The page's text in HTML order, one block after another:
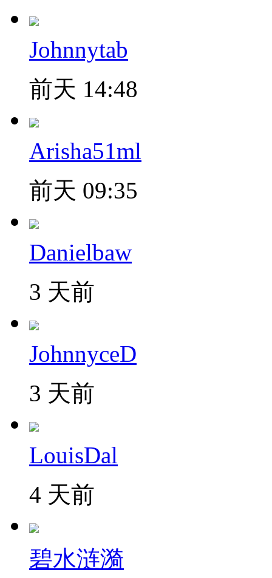
Johnnytab
前天 14:48
Arisha51ml
前天 09:35
Danielbaw
3 天前
JohnnyceD
3 天前
LouisDal
4 天前
碧水涟漪